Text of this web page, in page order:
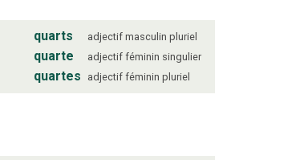
quarts adjectif masculin pluriel
quarte adjectif féminin singulier
quartes adjectif féminin pluriel